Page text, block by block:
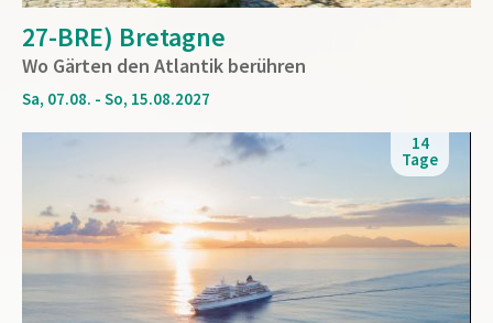
27-BRE) Bretagne
Wo Gärten den Atlantik berühren
Sa, 07.08. - So, 15.08.2027
14
Tage